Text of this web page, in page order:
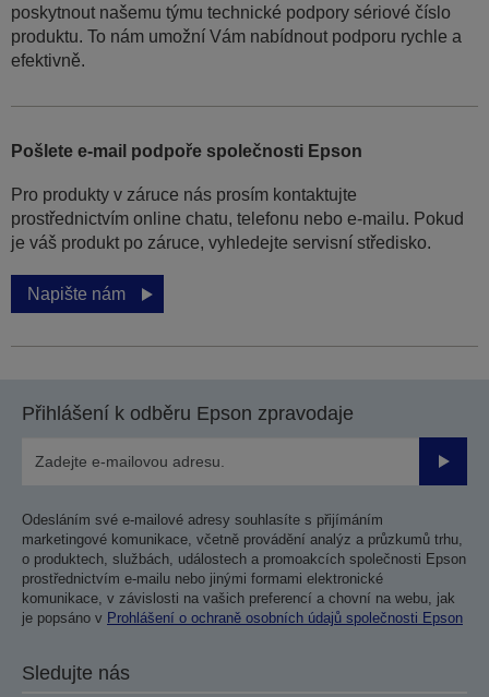
poskytnout našemu týmu technické podpory sériové číslo
produktu. To nám umožní Vám nabídnout podporu rychle a
efektivně.
Pošlete e-mail podpoře společnosti Epson
Pro produkty v záruce nás prosím kontaktujte
prostřednictvím online chatu, telefonu nebo e-mailu. Pokud
je váš produkt po záruce, vyhledejte servisní středisko.
Napište nám
Přihlášení k odběru Epson zpravodaje
Odesláním své e-mailové adresy souhlasíte s přijímáním
marketingové komunikace, včetně provádění analýz a průzkumů trhu,
o produktech, službách, událostech a promoakcích společnosti Epson
prostřednictvím e-mailu nebo jinými formami elektronické
komunikace, v závislosti na vašich preferencí a chovní na webu, jak
je popsáno v Prohlášení o ochraně osobních údajů společnosti Epson
Sledujte nás